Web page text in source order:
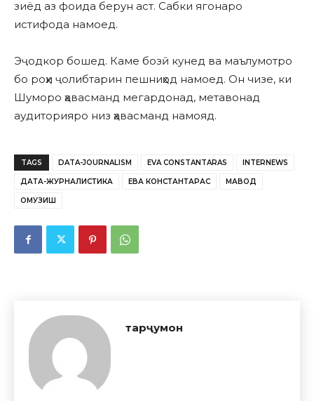
зиёд аз фоида берун аст. Сабки ягонаро
истифода намоед.
Эҷодкор бошед. Каме бозӣ кунед ва маълумотро
бо роҳи ҷолибтарин пешниҳод намоед. Он чизе, ки
Шуморо ҳавасманд мегардонад, метавонад
аудиторияро низ ҳавасманд намояд.
TAGS DATA-JOURNALISM EVA CONSTANTARAS INTERNEWS
ДАТА-ЖУРНАЛИСТИКА ЕВА КОНСТАНТАРАС МАВОД
ОМУЗИШ
тарҷумон